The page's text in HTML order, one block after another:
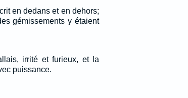
en dedans et en dehors;
gémissements y étaient
irrité et furieux, et la
puissance.